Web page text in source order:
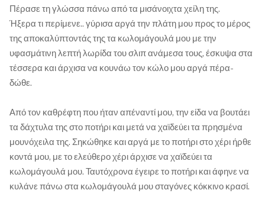
Πέρασε τη γλώσσα πάνω από τα μισάνοιχτα χείλη της.
Ήξερα τι περίμενε.. γύρισα αργά την πλάτη μου προς το μέρος
της αποκαλύπτοντάς της τα κωλομάγουλά μου με την
υφασμάτινη λεπτή λωρίδα του σλιπ ανάμεσα τους, έσκυψα στα
τέσσερα και άρχισα να κουνάω τον κώλο μου αργά πέρα-
δώθε.
Από τον καθρέφτη που ήταν απέναντί μου, την είδα να βουτάει
τα δάχτυλα της στο ποτήρι και μετά να χαϊδεύει τα πρησμένα
μουνόχειλα της. Σηκώθηκε και αργά με το ποτήρι στο χέρι ήρθε
κοντά μου, με το ελεύθερο χέρι άρχισε να χαϊδεύει τα
κωλομάγουλά μου. Ταυτόχρονα έγειρε το ποτήρι και άφηνε να
κυλάνε πάνω στα κωλομάγουλά μου σταγόνες κόκκινο κρασί.